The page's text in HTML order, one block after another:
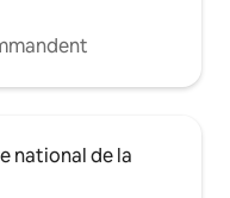
national de la